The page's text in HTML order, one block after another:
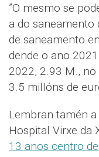
”O mesmo se
a do saneamento
de saneamento
dende o ano
2022, 2.93 M.,
3.5 millóns de
Lembran tamén
Hospital Virxe da
13 anos centro